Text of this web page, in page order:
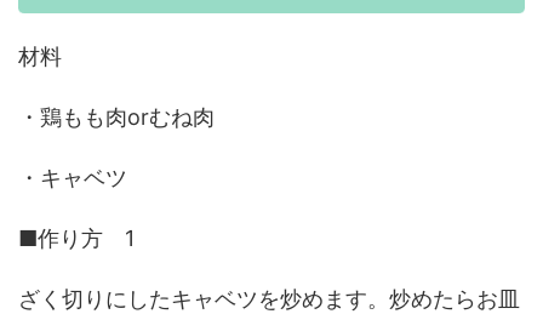
材料
・鶏もも肉orむね肉
・キャベツ
■作り方 1
ざく切りにしたキャベツを炒めます。炒めたらお皿